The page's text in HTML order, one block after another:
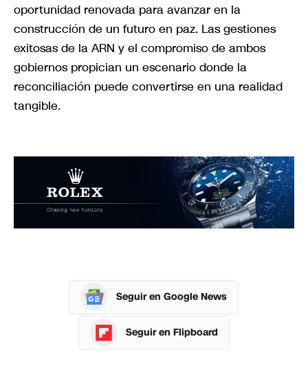
oportunidad renovada para avanzar en la
construcción de un futuro en paz. Las gestiones
exitosas de la ARN y el compromiso de ambos
gobiernos propician un escenario donde la
reconciliación puede convertirse en una realidad
tangible.
Seguir en Google News
Seguir en Flipboard